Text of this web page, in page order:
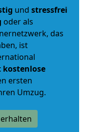
und stressfrei
oder als
das
ist
kostenlose
ersten
Umzug.